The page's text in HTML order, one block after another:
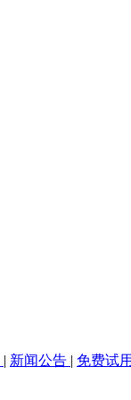
| 新闻公告 | 免费试用